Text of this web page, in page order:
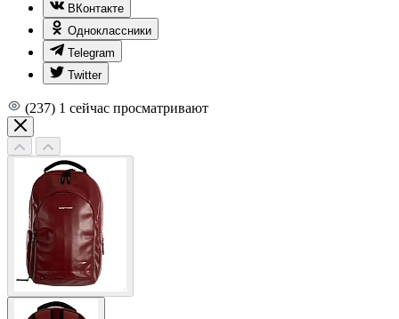
ВКонтакте
Одноклассники
Telegram
Twitter
(237) 1 сейчас просматривают